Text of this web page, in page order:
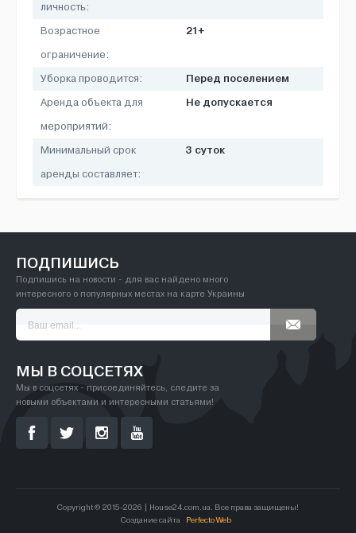
личность:
Возрастное
ограничение:
21+
Уборка проводится: Перед поселением
Аренда объекта для
мероприятий:
Не допускается
Минимальный срок
аренды составляет:
3 суток
ПОДПИШИСЬ
Подпишись на новости - для вас найдено много
интересного о популярных местах на карте Украины
МЫ В СОЦСЕТЯХ
Мы в соцсетях - присоединяйтесь, следите за
новыми объектами и интересными статьями!
Copyright © 2015-2026 | House24.com.ua. Все права защищены!
Создание сайта
Perfecto Web